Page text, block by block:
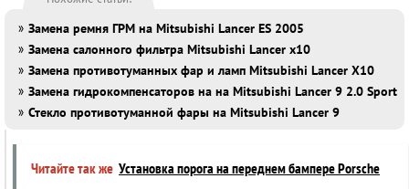
» Замена ремня ГРМ на Mitsubishi Lancer ES 2005
» Замена салонного фильтра Mitsubishi Lancer x10
» Замена противотуманных фар и ламп Mitsubishi Lancer X10
» Замена гидрокомпенсаторов на на Mitsubishi Lancer 9 2.0 Sport
» Стекло противотуманной фары на Mitsubishi Lancer 9
Читайте так же Установка порога на переднем бампере Porsche